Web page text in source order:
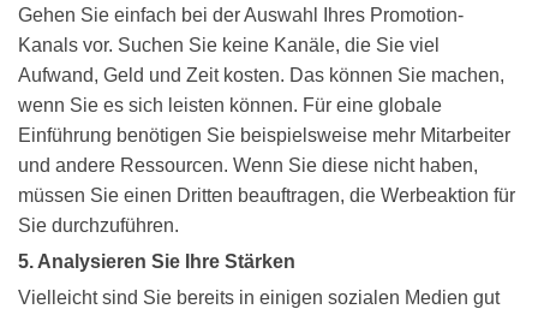
Gehen Sie einfach bei der Auswahl Ihres Promotion-
Kanals vor. Suchen Sie keine Kanäle, die Sie viel
Aufwand, Geld und Zeit kosten. Das können Sie machen,
wenn Sie es sich leisten können. Für eine globale
Einführung benötigen Sie beispielsweise mehr Mitarbeiter
und andere Ressourcen. Wenn Sie diese nicht haben,
müssen Sie einen Dritten beauftragen, die Werbeaktion für
Sie durchzuführen.
5. Analysieren Sie Ihre Stärken
Vielleicht sind Sie bereits in einigen sozialen Medien gut